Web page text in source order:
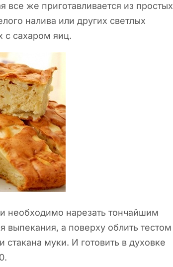
же приготавливается из простых
налива или других светлых
с сахаром яиц.
необходимо нарезать тончайшим
а поверху облить тестом
стакана муки. И готовить в духовке